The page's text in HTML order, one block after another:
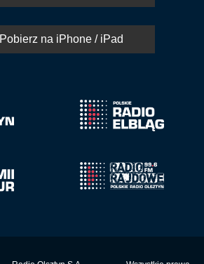
Pobierz na iPhone / iPad